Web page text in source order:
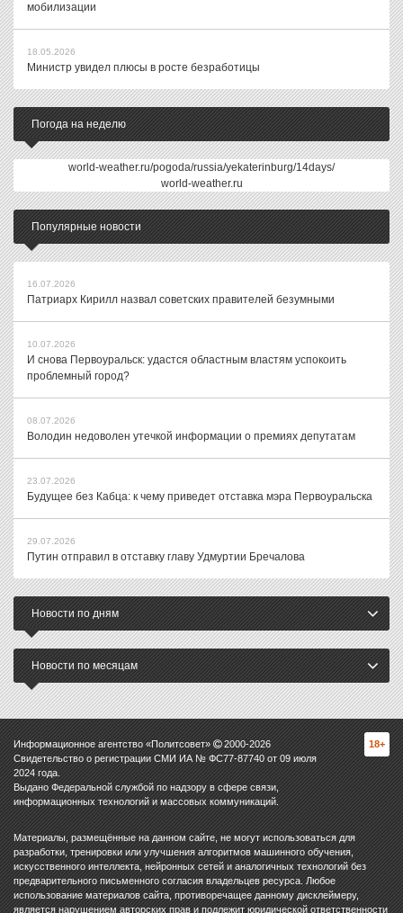
мобилизации
18.05.2026
Министр увидел плюсы в росте безработицы
Погода на неделю
world-weather.ru/pogoda/russia/yekaterinburg/14days/
world-weather.ru
Популярные новости
16.07.2026
Патриарх Кирилл назвал советских правителей безумными
10.07.2026
И снова Первоуральск: удастся областным властям успокоить
проблемный город?
08.07.2026
Володин недоволен утечкой информации о премиях депутатам
23.07.2026
Будущее без Кабца: к чему приведет отставка мэра Первоуральска
29.07.2026
Путин отправил в отставку главу Удмуртии Бречалова
Новости по дням
Новости по месяцам
Информационное агентство «Политсовет» 2000-2026
Свидетельство о регистрации СМИ ИА № ФС77-87740 от 09 июля
2024 года.
Выдано Федеральной службой по надзору в сфере связи,
информационных технологий и массовых коммуникаций.
18+
Материалы, размещённые на данном сайте, не могут использоваться для
разработки, тренировки или улучшения алгоритмов машинного обучения,
искусственного интеллекта, нейронных сетей и аналогичных технологий без
предварительного письменного согласия владельцев ресурса. Любое
использование материалов сайта, противоречащее данному дисклеймеру,
является нарушением авторских прав и подлежит юридической ответственности